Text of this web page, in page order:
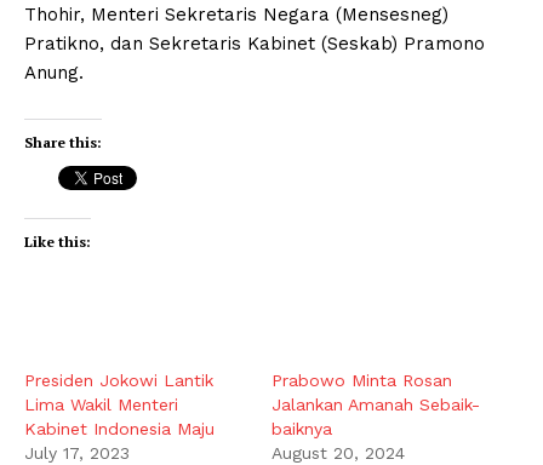
Thohir, Menteri Sekretaris Negara (Mensesneg)
Pratikno, dan Sekretaris Kabinet (Seskab) Pramono
Anung.
Share this:
Like this:
Presiden Jokowi Lantik
Lima Wakil Menteri
Kabinet Indonesia Maju
July 17, 2023
Prabowo Minta Rosan
Jalankan Amanah Sebaik-
baiknya
August 20, 2024